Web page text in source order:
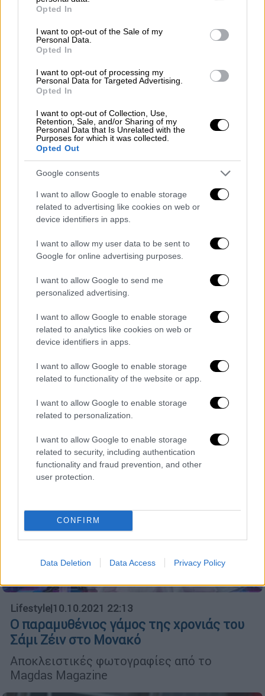
grant or deny consent to Google and its third-party tags to
use your data for below specified purposes in below Google
consent section.
Opted In
I want to opt-out of the Sale of my
Personal Data.
Opted In
I want to opt-out of processing my
Personal Data for Targeted Advertising.
Opted In
I want to opt-out of Collection, Use,
Retention, Sale, and/or Sharing of my
Personal Data that Is Unrelated with the
Purposes for which it was collected.
Opted Out
Google consents
I want to allow Google to enable storage
related to advertising like cookies on web or
device identifiers in apps.
I want to allow my user data to be sent to
Google for online advertising purposes.
I want to allow Google to send me
personalized advertising.
I want to allow Google to enable storage
related to analytics like cookies on web or
device identifiers in apps.
I want to allow Google to enable storage
related to functionality of the website or app.
I want to allow Google to enable storage
related to personalization.
I want to allow Google to enable storage
related to security, including authentication
functionality and fraud prevention, and other
user protection.
CONFIRM
Data Deletion Data Access Privacy Policy
Ελλάδα|10.10.2021 22:42
Κακοκαιρία Αθηνά: Ισχυρή καταιγίδα
στην Αθήνα - Σε επιφυλακή για
πλημμύρες
Αστραπές και ισχυρή καταιγίδα στην Αθήνα -
Έντονα φαινόμενα τις επόμενες ώρες λόγω
της κακοκαιρίας Αθηνάς
Ελλάδα|10.10.2021 22:37
Θεσσαλονίκη: Πρόστιμο 50.000 ευρώ σε
46χρονη για κορονοπάρτι με 100 άτομα
Η γυναίκα νοίκιασε τον χώρο σε δύο άτομα
παραβιάζοντας τα έκτακτα μέτρα της
δημόσιας υγείας για τον κίνδυνο της
Lifestyle|10.10.2021 22:13
Ο παραμυθένιος γάμος της χρονιάς του
Σάμι Ζέιν στο Μονακό
Αποκλειστικές φωτογραφίες από το
Magdas Magazine